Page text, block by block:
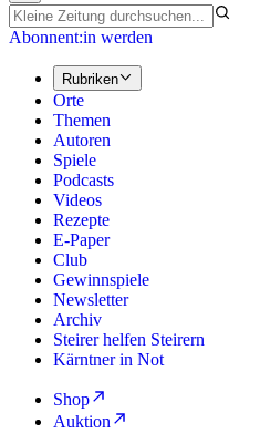
Abonnent:in werden
Rubriken
Orte
Themen
Autoren
Spiele
Podcasts
Videos
Rezepte
E-Paper
Club
Gewinnspiele
Newsletter
Archiv
Steirer helfen Steirern
Kärntner in Not
Shop
Auktion